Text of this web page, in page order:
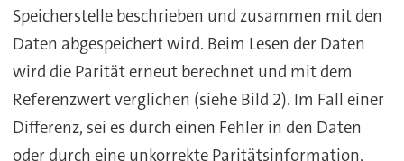
Speicherstelle beschrieben und zusammen mit den
Daten abgespeichert wird. Beim Lesen der Daten
wird die Parität erneut berechnet und mit dem
Referenzwert verglichen (siehe Bild 2). Im Fall einer
Differenz, sei es durch einen Fehler in den Daten
oder durch eine unkorrekte Paritätsinformation,